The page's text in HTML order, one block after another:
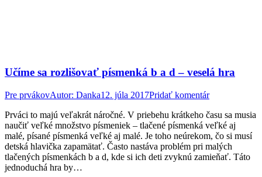
Učíme sa rozlišovať písmenká b a d – veselá hra
Pre prvákovAutor: Danka12. júla 2017Pridať komentár
Prváci to majú veľakrát náročné. V priebehu krátkeho času sa musia
naučiť veľké množstvo písmeniek – tlačené písmenká veľké aj
malé, písané písmenká veľké aj malé. Je toho neúrekom, čo si musí
detská hlavička zapamätať. Často nastáva problém pri malých
tlačených písmenkách b a d, kde si ich deti zvyknú zamieňať. Táto
jednoduchá hra by…